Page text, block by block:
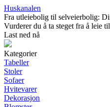
Huskanalen
Fra utleiebolig til selveierbolig:
Vurderer du å ta steget fra å leie
Last ned nå
Kategorier
Tabeller
Stoler
Sofaer
Hvitevarer
Dekorasjon